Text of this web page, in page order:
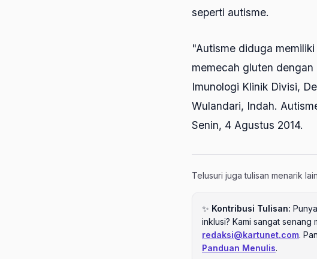
seperti autisme.
"Autisme diduga
memecah gluten
Imunologi Klinik Divisi,
Wulandari, Indah.
Senin, 4 Agustus 2014.
Telusuri juga tulisan menarik
✨ Kontribusi Tulisan:
inklusi? Kami sangat senang
redaksi@kartunet.com.
Panduan Menulis.